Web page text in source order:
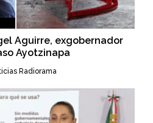
Aguirre, exgobernador
Ayotzinapa
Radiorama